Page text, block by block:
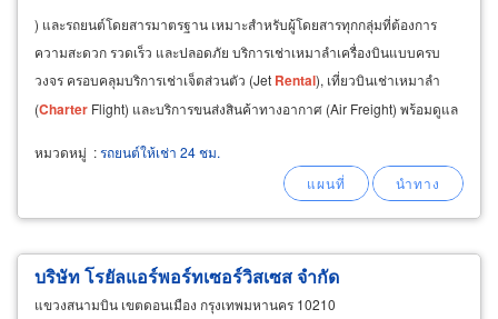
) และรถยนต์โดยสารมาตรฐาน เหมาะสำหรับผู้โดยสารทุกกลุ่มที่ต้องการ
ความสะดวก รวดเร็ว และปลอดภัย บริการเช่าเหมาลำเครื่องบินแบบครบ
วงจร ครอบคลุมบริการเช่าเจ็ตส่วนตัว (Jet Rental), เที่ยวบินเช่าเหมาลำ
(Charter Flight) และบริการขนส่งสินค้าทางอากาศ (Air Freight) พร้อมดูแล
หมวดหมู่ :รถยนต์ให้เช่า 24 ชม.
บริษัท โรยัลแอร์พอร์ทเซอร์วิสเซส จำกัด
แขวงสนามบิน เขตดอนเมือง กรุงเทพมหานคร 10210